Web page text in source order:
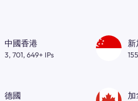
中國香港
3, 701, 649+ IPs
新
德國 加